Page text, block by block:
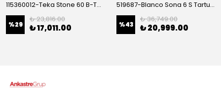
115360012-Teka Stone 60 B-Tg White Granit Eviye
%29
₺ 23,816.00
₺ 17,011.00
519687-Blanco Sona 6 S Tartufo Granit Eviye
%43
₺ 36,749.00
₺ 20,999.00